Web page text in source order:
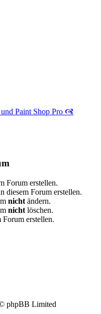
Paint Shop Pro 🙧
Forum erstellen.
diesem Forum erstellen.
nicht ändern.
nicht löschen.
Forum erstellen.
phpBB Limited